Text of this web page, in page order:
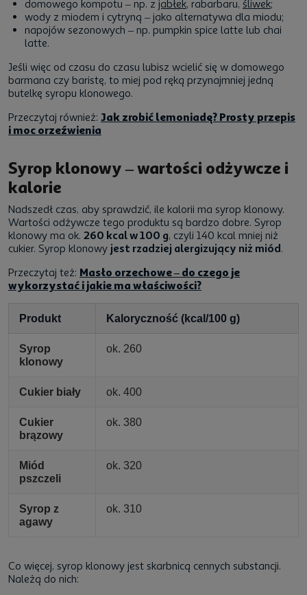
domowego kompotu – np. z jabłek, rabarbaru, śliwek;
wody z miodem i cytryną – jako alternatywa dla miodu;
napojów sezonowych – np. pumpkin spice latte lub chai
latte.
Jeśli więc od czasu do czasu lubisz wcielić się w domowego
barmana czy baristę, to miej pod ręką przynajmniej jedną
butelkę syropu klonowego.
Przeczytaj również: Jak zrobić lemoniadę? Prosty przepis
i moc orzeźwienia
Syrop klonowy – wartości odżywcze i
kalorie
Nadszedł czas, aby sprawdzić, ile kalorii ma syrop klonowy.
Wartości odżywcze tego produktu są bardzo dobre. Syrop
klonowy ma ok. 260 kcal w 100 g, czyli 140 kcal mniej niż
cukier. Syrop klonowy jest rzadziej alergizujący niż miód.
Przeczytaj też: Masło orzechowe – do czego je
wykorzystać i jakie ma właściwości?
Produkt Kaloryczność (kcal/100 g)
Syrop
klonowy
ok. 260
Cukier biały ok. 400
Cukier
brązowy
ok. 380
Miód
pszczeli
ok. 320
Syrop z
agawy
ok. 310
Co więcej, syrop klonowy jest skarbnicą cennych substancji.
Należą do nich: